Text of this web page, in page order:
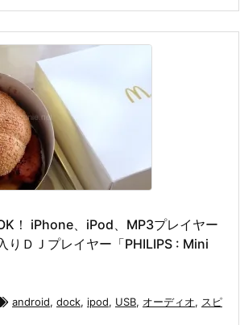
！ iPhone、iPod、MP3プレイヤー
りＤＪプレイヤー「PHILIPS : Mini
android, dock, ipod, USB, オーディオ, スピ